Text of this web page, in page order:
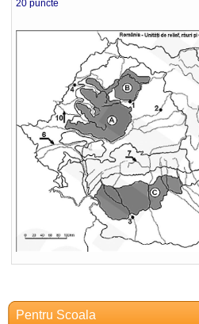
Pentru Scoala
20 puncte